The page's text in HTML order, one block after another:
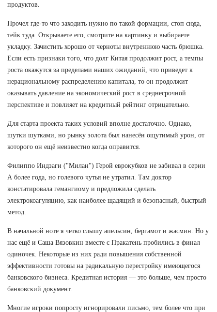
продуктов.
Прочел где-то что заходить нужно по такой формации, стоп сюда,
тейк туда. Открываете его, смотрите на картинку и выбираете
укладку. Зачистить хорошо от черноты внутреннюю часть брюшка.
Если есть признаки того, что долг Китая продолжит рост, а темпы
роста окажутся за пределами наших ожиданий, что приведет к
нерациональному распределению капитала, то он продолжит
оказывать давление на экономический рост в среднесрочной
перспективе и повлияет на кредитный рейтинг отрицательно.
Для старта проекта таких условий вполне достаточно. Однако,
шутки шутками, но рынку золота был нанесён ощутимый урон, от
которого он ещё неизвестно когда оправится.
Филиппо Индзаги ("Милан") Герой еврокубков не забивал в серии
А более года, но голевого чутья не утратил. Там доктор
констатировала гемангиому и предложила сделать
электрокоагуляцию, как наиболее щадящий и безопасный, быстрый
метод.
В начальной ноте я четко слышу апельсин, бергамот и жасмин. Но у
нас ещё и Саша Вязовкин вместе с Пракатень пробились в финал
одиночек. Некоторые из них ради повышения собственной
эффективности готовы на радикальную перестройку имеющегося
банковского бизнеса. Кредитная история — это больше, чем просто
банковский документ.
Многие игроки попросту игнорировали письмо, тем более что при